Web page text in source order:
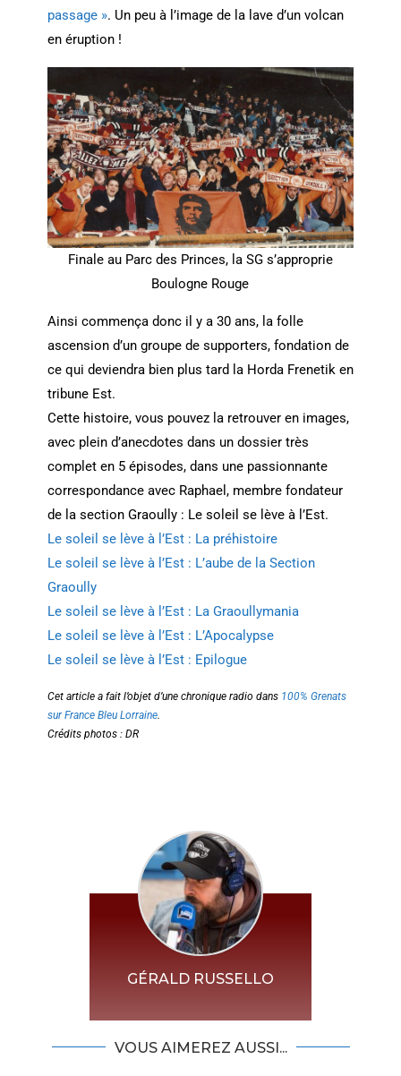
passage ». Un peu à l’image de la lave d’un volcan
en éruption !
Finale au Parc des Princes, la SG s’approprie
Boulogne Rouge
Ainsi commença donc il y a 30 ans, la folle
ascension d’un groupe de supporters, fondation de
ce qui deviendra bien plus tard la Horda Frenetik en
tribune Est.
Cette histoire, vous pouvez la retrouver en images,
avec plein d’anecdotes dans un dossier très
complet en 5 épisodes, dans une passionnante
correspondance avec Raphael, membre fondateur
de la section Graoully : Le soleil se lève à l’Est.
Le soleil se lève à l’Est : La préhistoire
Le soleil se lève à l’Est : L’aube de la Section
Graoully
Le soleil se lève à l’Est : La Graoullymania
Le soleil se lève à l’Est : L’Apocalypse
Le soleil se lève à l’Est : Epilogue
Cet article a fait l’objet d’une chronique radio dans 100% Grenats
sur France Bleu Lorraine.
Crédits photos : DR
GÉRALD RUSSELLO
VOUS AIMEREZ AUSSI...